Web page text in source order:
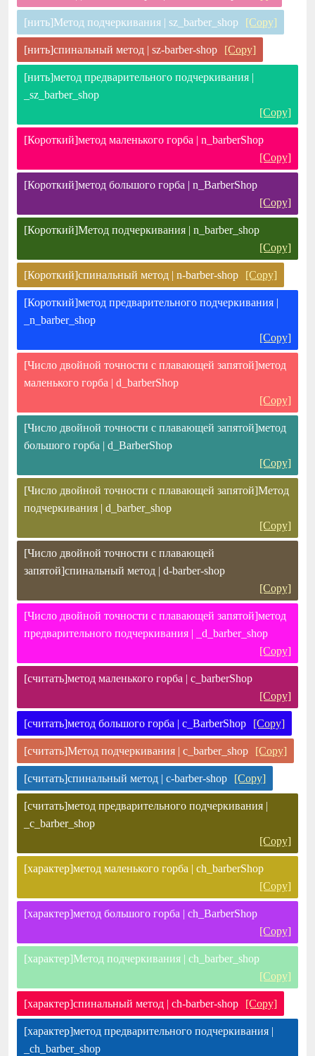
[нить]Метод подчеркивания | sz_barber_shop [Copy]
[нить]спинальный метод | sz-barber-shop [Copy]
[нить]метод предварительного подчеркивания |
_sz_barber_shop
[Copy]
[Короткий]метод маленького горба | n_barberShop
[Copy]
[Короткий]метод большого горба | n_BarberShop
[Copy]
[Короткий]Метод подчеркивания | n_barber_shop
[Copy]
[Короткий]спинальный метод | n-barber-shop [Copy]
[Короткий]метод предварительного подчеркивания |
_n_barber_shop
[Copy]
[Число двойной точности с плавающей запятой]метод
маленького горба | d_barberShop
[Copy]
[Число двойной точности с плавающей запятой]метод
большого горба | d_BarberShop
[Copy]
[Число двойной точности с плавающей запятой]Метод
подчеркивания | d_barber_shop
[Copy]
[Число двойной точности с плавающей
запятой]спинальный метод | d-barber-shop
[Copy]
[Число двойной точности с плавающей запятой]метод
предварительного подчеркивания | _d_barber_shop
[Copy]
[считать]метод маленького горба | c_barberShop
[Copy]
[считать]метод большого горба | c_BarberShop [Copy]
[считать]Метод подчеркивания | c_barber_shop [Copy]
[считать]спинальный метод | c-barber-shop [Copy]
[считать]метод предварительного подчеркивания |
_c_barber_shop
[Copy]
[характер]метод маленького горба | ch_barberShop
[Copy]
[характер]метод большого горба | ch_BarberShop
[Copy]
[характер]Метод подчеркивания | ch_barber_shop
[Copy]
[характер]спинальный метод | ch-barber-shop [Copy]
[характер]метод предварительного подчеркивания |
_ch_barber_shop